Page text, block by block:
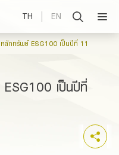
TH EN
ลักทรัพย์ ESG100 เป็นปีที่ 11
เป็นปีที่